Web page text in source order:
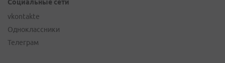
Социальные сети
vkontakte
Одноклассники
Телеграм